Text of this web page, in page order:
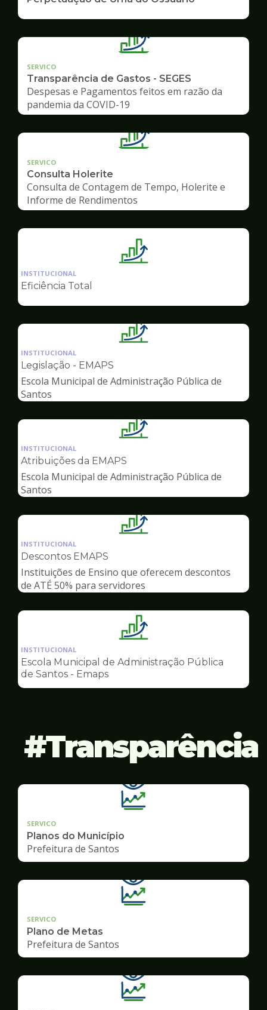
SERVICO
Transparência de Gastos - SEGES
Despesas e Pagamentos feitos em razão da
pandemia da COVID-19
SERVICO
Consulta Holerite
Consulta de Contagem de Tempo, Holerite e
Informe de Rendimentos
Ilustração
Gestão
INSTITUCIONAL
Eficiência Total
Ilustração
de
Gestão
INSTITUCIONAL
Legislação - EMAPS
Escola Municipal de Administração Pública de
Santos
Ilustração
de
Gestão
INSTITUCIONAL
Atribuições da EMAPS
Escola Municipal de Administração Pública de
Santos
Ilustração
Gestão
INSTITUCIONAL
Descontos EMAPS
Instituições de Ensino que oferecem descontos
de ATÉ 50% para servidores
Ilustração
pagina
Gestão
INSTITUCIONAL
Escola Municipal de Administração Pública
de Santos - Emaps
Transparência
SERVICO
Planos do Município
Prefeitura de Santos
SERVICO
Plano de Metas
Prefeitura de Santos